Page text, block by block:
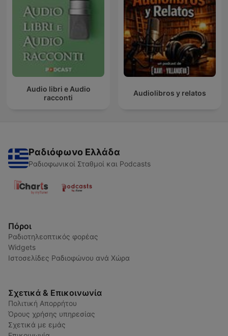
Audio libri e Audio
racconti
Audiolibros y relatos
Ραδιόφωνο Ελλάδα
Ραδιοφωνικοί Σταθμοί και Podcasts
Πόροι
Ραδιοτηλεοπτικός φορέας
Widgets
Ιστοσελίδες Ραδιοφώνου ανά Χώρα
Σχετικά & Επικοινωνία
Πολιτική Απορρήτου
Όρους χρήσης υπηρεσίας
Σχετικά με εμάς